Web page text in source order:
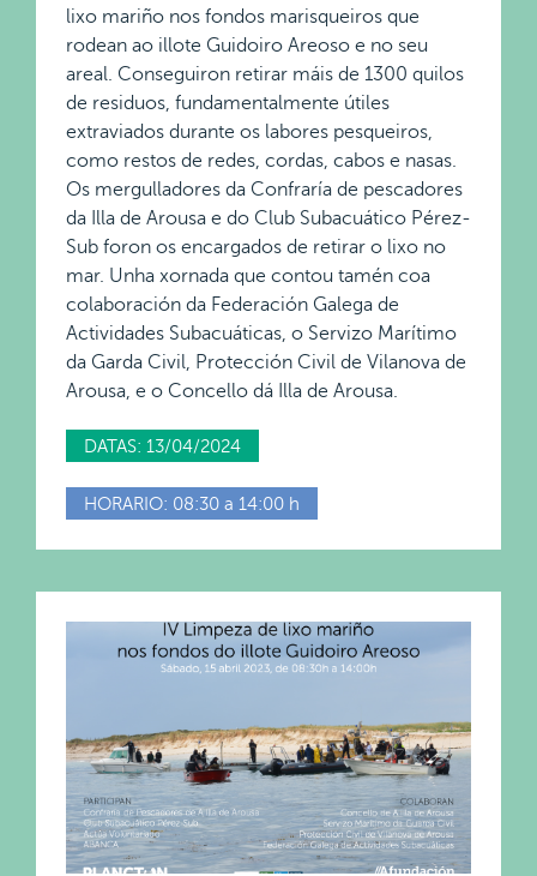
lixo mariño nos fondos marisqueiros que
rodean ao illote Guidoiro Areoso e no seu
areal. Conseguiron retirar máis de 1300 quilos
de residuos, fundamentalmente útiles
extraviados durante os labores pesqueiros,
como restos de redes, cordas, cabos e nasas.
Os mergulladores da Confraría de pescadores
da Illa de Arousa e do Club Subacuático Pérez-
Sub foron os encargados de retirar o lixo no
mar. Unha xornada que contou tamén coa
colaboración da Federación Galega de
Actividades Subacuáticas, o Servizo Marítimo
da Garda Civil, Protección Civil de Vilanova de
Arousa, e o Concello dá Illa de Arousa.
DATAS: 13/04/2024
HORARIO: 08:30 a 14:00 h